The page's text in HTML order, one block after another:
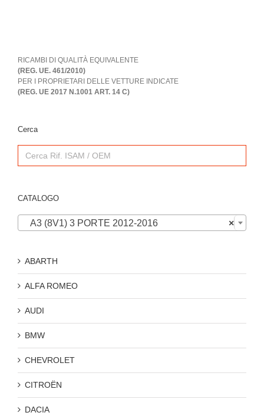
RICAMBI DI QUALITÀ EQUIVALENTE
(REG. UE. 461/2010)
PER I PROPRIETARI DELLE VETTURE INDICATE
(REG. UE 2017 N.1001 ART. 14 C)
Cerca
Search
for:
CATALOGO
×
A3 (8V1) 3 PORTE 2012-2016
ABARTH
ALFA ROMEO
AUDI
BMW
CHEVROLET
CITROËN
DACIA